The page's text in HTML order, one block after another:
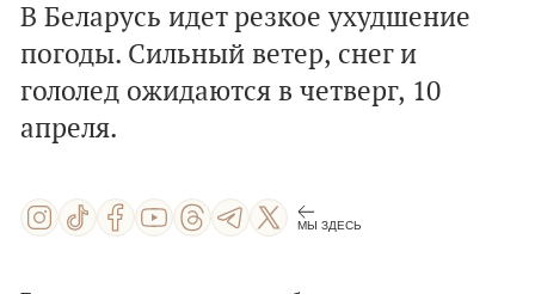
В Беларусь идет резкое ухудшение
погоды. Сильный ветер, снег и
гололед ожидаются в четверг, 10
апреля.
МЫ ЗДЕСЬ